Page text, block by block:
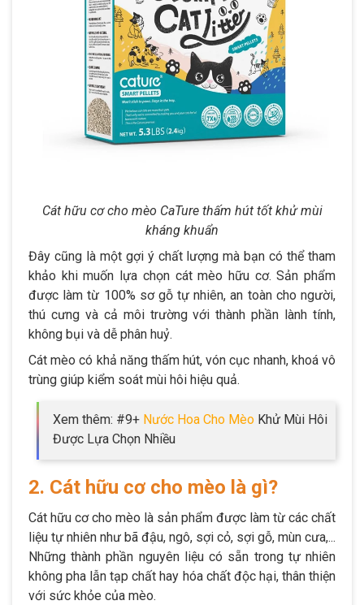
Cát hữu cơ cho mèo CaTure thấm hút tốt khử mùi
kháng khuẩn
Đây cũng là một gợi ý chất lượng mà bạn có thể tham
khảo khi muốn lựa chọn cát mèo hữu cơ. Sản phẩm
được làm từ 100% sơ gỗ tự nhiên, an toàn cho người,
thú cưng và cả môi trường với thành phần lành tính,
không bụi và dễ phân huỷ.
Cát mèo có khả năng thấm hút, vón cục nhanh, khoá vô
trùng giúp kiểm soát mùi hôi hiệu quả.
Xem thêm: #9+ Nước Hoa Cho Mèo Khử Mùi Hôi
Được Lựa Chọn Nhiều
2. Cát hữu cơ cho mèo là gì?
Cát hữu cơ cho mèo là sản phẩm được làm từ các chất
liệu tự nhiên như bã đậu, ngô, sợi cỏ, sợi gỗ, mùn cưa,...
Những thành phần nguyên liệu có sẵn trong tự nhiên
không pha lẫn tạp chất hay hóa chất độc hại, thân thiện
với sức khỏe của mèo.